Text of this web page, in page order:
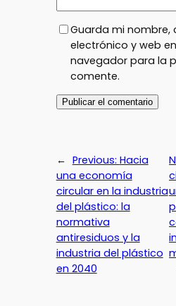
Guarda mi nombre,
electrónico y web
navegador para la
comente.
← Previous: Hacia
una economía
circular en la industria
del plástico: la
normativa
antiresiduos y la
industria del plástico
en 2040